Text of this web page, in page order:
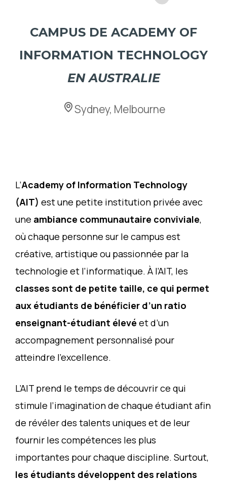
CAMPUS DE ACADEMY OF
INFORMATION TECHNOLOGY
EN AUSTRALIE
Sydney, Melbourne
L’Academy of Information Technology
(AIT) est une petite institution privée avec
une ambiance communautaire conviviale,
où chaque personne sur le campus est
créative, artistique ou passionnée par la
technologie et l’informatique. À l’AIT, les
classes sont de petite taille, ce qui permet
aux étudiants de bénéficier d’un ratio
enseignant-étudiant élevé et d’un
accompagnement personnalisé pour
atteindre l’excellence.
L’AIT prend le temps de découvrir ce qui
stimule l’imagination de chaque étudiant afin
de révéler des talents uniques et de leur
fournir les compétences les plus
importantes pour chaque discipline. Surtout,
les étudiants développent des relations